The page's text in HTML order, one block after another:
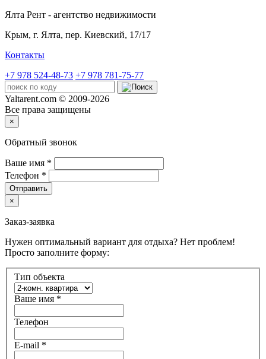
Ялта Рент - агентство недвижимости
Крым, г. Ялта, пер. Киевский, 17/17
Контакты
+7 978 524-48-73 +7 978 781-75-77
Yaltarent.com © 2009-2026
Все права защищены
×
Обратный звонок
Ваше имя *
Телефон *
Отправить
×
Заказ-заявка
Нужен оптимальный вариант для отдыха? Нет проблем!
Просто заполните форму:
Тип объекта
Ваше имя *
Телефон
E-mail *